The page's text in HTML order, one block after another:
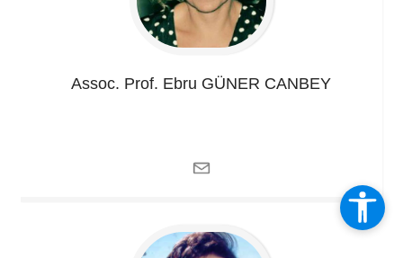
Assoc. Prof. Ebru GÜNER CANBEY